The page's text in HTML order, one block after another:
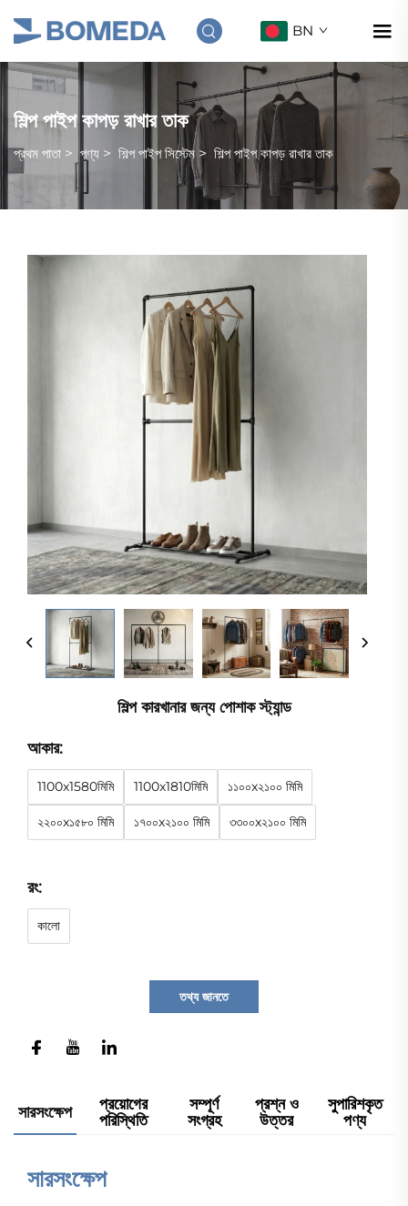
BN
শিল্প পাইপ কাপড় রাখার তাক
প্রথম পাতা > পণ্য > শিল্প পাইপ সিস্টেম > শিল্প পাইপ কাপড় রাখার তাক
শিল্প কারখানার জন্য পোশাক স্ট্যান্ড
আকার:
1100x1580মিমি 1100x1810মিমি ১১০০x২১০০ মিমি
২২০০x১৫৮০ মিমি ১৭০০x২১০০ মিমি ৩৩০০x২১০০ মিমি
রং:
কালো
তথ্য জানতে
সারসংক্ষেপ
প্রয়োগের
পরিস্থিতি
সম্পূর্ণ
সংগ্রহ
প্রশ্ন ও
উত্তর
সুপারিশকৃত
পণ্য
সারসংক্ষেপ